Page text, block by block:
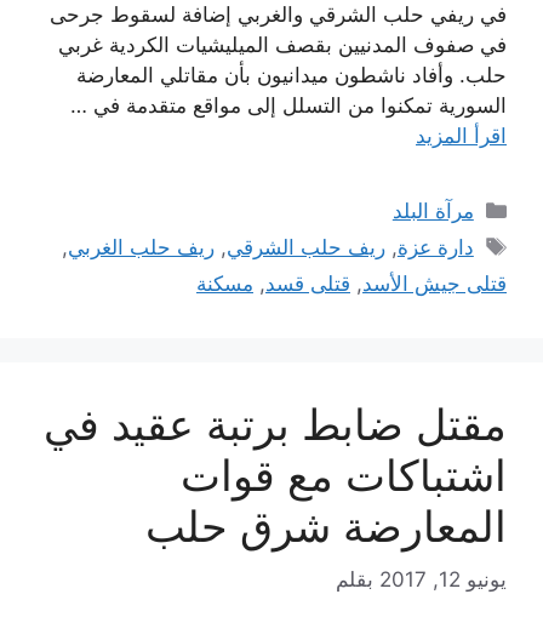
في ريفي حلب الشرقي والغربي إضافة لسقوط جرحى
في صفوف المدنيين بقصف الميليشيات الكردية غربي
حلب. وأفاد ناشطون ميدانيون بأن مقاتلي المعارضة
السورية تمكنوا من التسلل إلى مواقع متقدمة في …
اقرأ المزيد
التصنيفات
مرآة البلد
الوسوم
دارة عزة,ريف حلب الشرقي,ريف حلب الغربي,
قتلى جيش الأسد, قتلى قسد, مسكنة
مقتل ضابط برتبة عقيد في
اشتباكات مع قوات
المعارضة شرق حلب
يونيو 12, 2017 بقلم